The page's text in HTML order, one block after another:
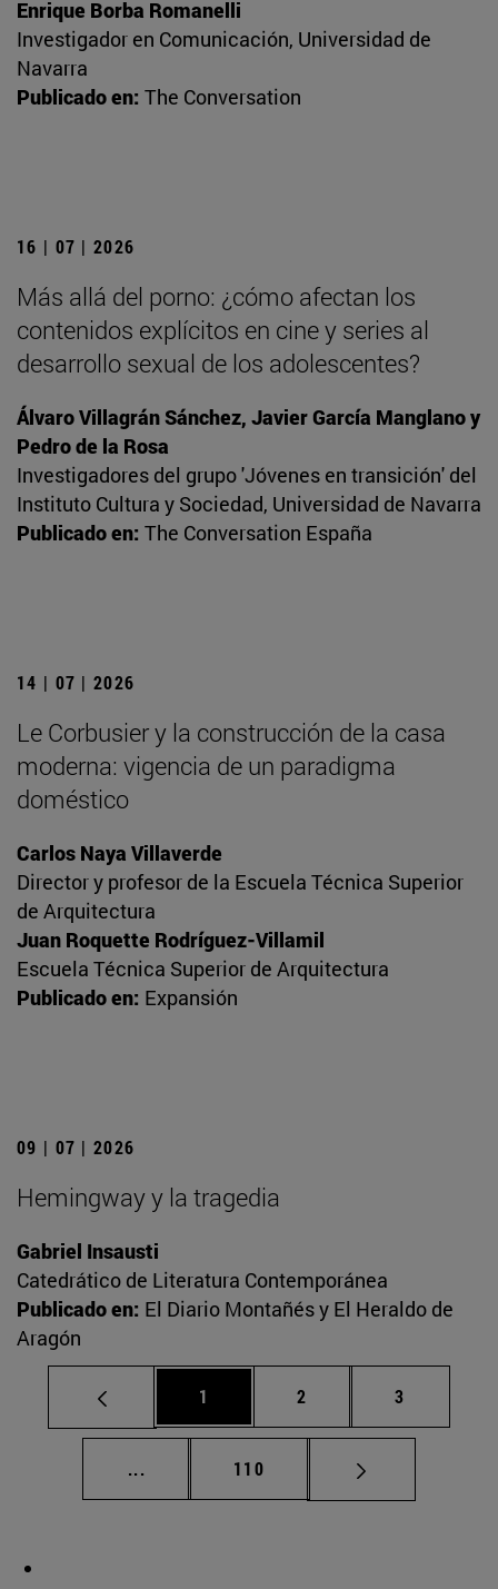
Enrique Borba Romanelli
Investigador en Comunicación, Universidad de
Navarra
Publicado en: The Conversation
16 | 07 | 2026
Más allá del porno: ¿cómo afectan los
contenidos explícitos en cine y series al
desarrollo sexual de los adolescentes?
Álvaro Villagrán Sánchez, Javier García Manglano y
Pedro de la Rosa
Investigadores del grupo 'Jóvenes en transición' del
Instituto Cultura y Sociedad, Universidad de Navarra
Publicado en: The Conversation España
14 | 07 | 2026
Le Corbusier y la construcción de la casa
moderna: vigencia de un paradigma
doméstico
Carlos Naya Villaverde
Director y profesor de la Escuela Técnica Superior
de Arquitectura
Juan Roquette Rodríguez-Villamil
Escuela Técnica Superior de Arquitectura
Publicado en: Expansión
09 | 07 | 2026
Hemingway y la tragedia
Gabriel Insausti
Catedrático de Literatura Contemporánea
Publicado en: El Diario Montañés y El Heraldo de
Aragón
Página
1 Página
2 Página
3
... Páginas intermedias Use TAB para
Página
110